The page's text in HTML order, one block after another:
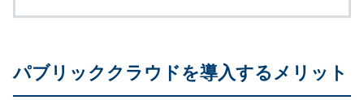
パブリッククラウドを導入するメリット